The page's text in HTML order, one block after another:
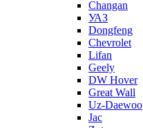
Changan
УАЗ
Dongfeng
Chevrolet
Lifan
Geely
DW Hover
Great Wall
Uz-Daewoo
Jac